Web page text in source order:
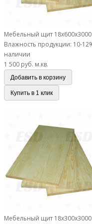
Мебельный щит
Влажность продукции: 10-
наличии
1 500 руб. м.кв.
Добавить в корзину
Купить в 1 клик
Мебельный щит